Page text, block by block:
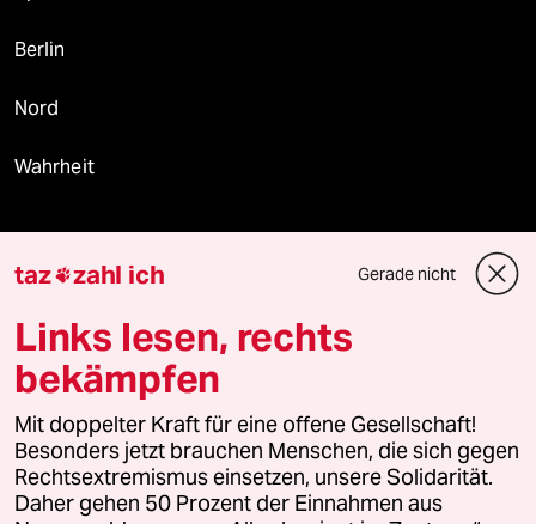
Berlin
Nord
Wahrheit
Themen
Hitze
Niedrigwasser
Rente
taz zahl ich Gerade nicht
Links lesen, rechts
bekämpfen
Mit doppelter Kraft für eine offene Gesellschaft!
Besonders jetzt brauchen Menschen, die sich gegen
Rechtsextremismus einsetzen, unsere Solidarität.
Daher gehen 50 Prozent der Einnahmen aus